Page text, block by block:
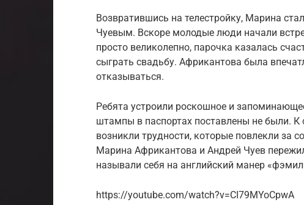
Возвратившись на телестройку, Марина
Чуевым. Вскоре молодые люди начали
просто великолепно, парочка казалась
сыграть свадьбу. Африкантова была
отказываться.
Ребята устроили роскошное и
штампы в паспортах поставлены не были.
возникли трудности, которые повлекли за
Марина Африкантова и Андрей Чуев
называли себя на английский манер
https://youtube.com/watch?v=CI79MYoCpwA